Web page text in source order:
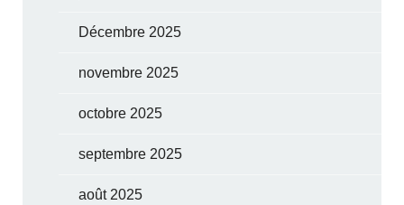
Décembre 2025
novembre 2025
octobre 2025
septembre 2025
août 2025